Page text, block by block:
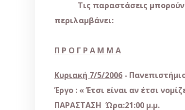
Τις παραστάσεις μπορούν
περιλαμβάνει:
Π Ρ Ο Γ Ρ Α Μ Μ Α
Κυριακή 7/5/2006 -
Έργο : « Έτσι είναι αν έτσι
ΠΑΡΑΣΤΑΣΗ Ώρα:21:00 μ.μ.